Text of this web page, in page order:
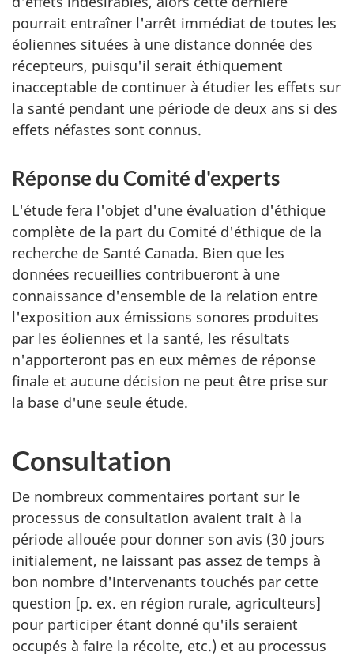
pourrait entraîner l'arrêt immédiat de toutes les
éoliennes situées à une distance donnée des
récepteurs, puisqu'il serait éthiquement
inacceptable de continuer à étudier les effets sur
la santé pendant une période de deux ans si des
effets néfastes sont connus.
Réponse du Comité d'experts
L'étude fera l'objet d'une évaluation d'éthique
complète de la part du Comité d'éthique de la
recherche de Santé Canada. Bien que les
données recueillies contribueront à une
connaissance d'ensemble de la relation entre
l'exposition aux émissions sonores produites
par les éoliennes et la santé, les résultats
n'apporteront pas en eux mêmes de réponse
finale et aucune décision ne peut être prise sur
la base d'une seule étude.
Consultation
De nombreux commentaires portant sur le
processus de consultation avaient trait à la
période allouée pour donner son avis (30 jours
initialement, ne laissant pas assez de temps à
bon nombre d'intervenants touchés par cette
question [p. ex. en région rurale, agriculteurs]
pour participer étant donné qu'ils seraient
occupés à faire la récolte, etc.) et au processus